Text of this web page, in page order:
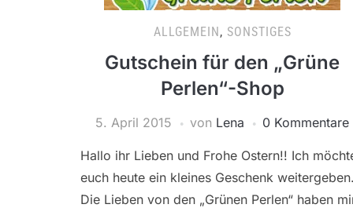
ALLGEMEIN, SONSTIGES
Gutschein für den „Grüne
Perlen“-Shop
5. April 2015 von Lena 0 Kommentare
Hallo ihr Lieben und Frohe Ostern!! Ich
euch heute ein kleines Geschenk weitergeben.
Die Lieben von den „Grünen Perlen“ haben